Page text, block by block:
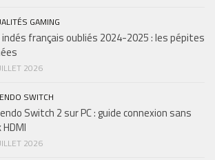
GAMING
indés français oubliés 2024-2025 : les pépites
2026
SWITCH
Switch 2 sur PC : guide connexion sans
2026